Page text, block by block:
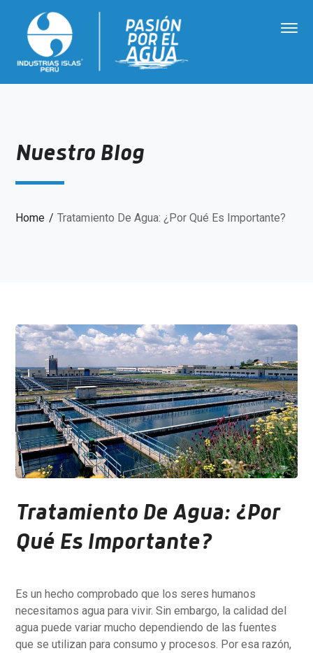
Nuestro Blog
Home Tratamiento De Agua: ¿Por Qué Es Importante?
Tratamiento De Agua: ¿Por
Qué Es Importante?
Es un hecho comprobado que los seres humanos
necesitamos agua para vivir. Sin embargo, la calidad del
agua puede variar mucho dependiendo de las fuentes
que se utilizan para consumo y procesos. Por esa razón,